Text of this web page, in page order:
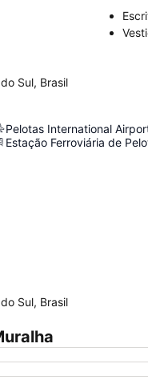
Sul, Brasil
Pelotas International
Estação Ferroviária de
Sul, Brasil